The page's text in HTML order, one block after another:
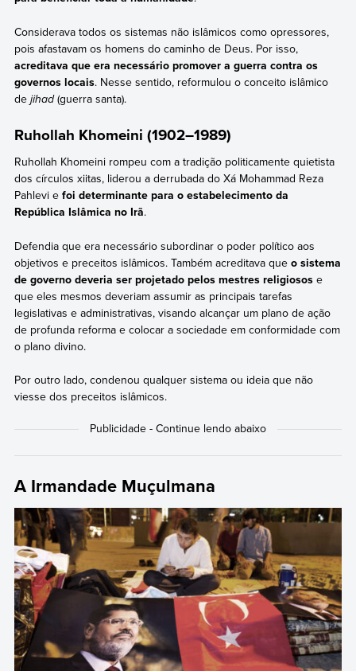
Considerava todos os sistemas não islâmicos como opressores,
pois afastavam os homens do caminho de Deus. Por isso,
acreditava que era necessário promover a guerra contra os
governos locais. Nesse sentido, reformulou o conceito islâmico
dejihad(guerra santa).
Ruhollah Khomeini (1902–1989)
Ruhollah Khomeini rompeu com a tradição politicamente quietista
dos círculos xiitas, liderou a derrubada do Xá Mohammad Reza
Pahlevi e foi determinante para o estabelecimento da
República Islâmica no Irã.
Defendia que era necessário subordinar o poder político aos
objetivos e preceitos islâmicos. Também acreditava que o sistema
de governo deveria ser projetado pelos mestres religiosose
que eles mesmos deveriam assumir as principais tarefas
legislativas e administrativas, visando alcançar um plano de ação
de profunda reforma e colocar a sociedade em conformidade com
o plano divino.
Por outro lado, condenou qualquer sistema ou ideia que não
viesse dos preceitos islâmicos.
A Irmandade Muçulmana